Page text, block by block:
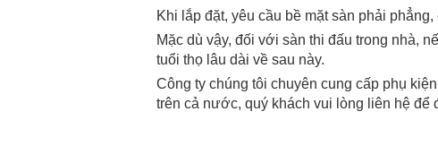
Khi lắp đặt, yêu cầu bề mặt sàn phải
Mặc dù vậy, đối với sàn thi đấu trong nhà,
tuổi thọ lâu dài về sau này.
Công ty chúng tôi chuyên cung cấp phụ
trên cả nước, quý khách vui lòng liên hệ để